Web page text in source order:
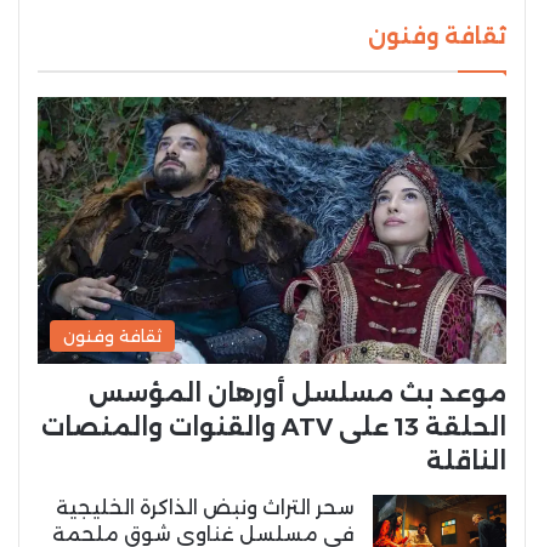
ثقافة وفنون
ثقافة وفنون
موعد بث مسلسل أورهان المؤسس
الحلقة 13 على ATV والقنوات والمنصات
الناقلة
سحر التراث ونبض الذاكرة الخليجية
في مسلسل غناوي شوق ملحمة